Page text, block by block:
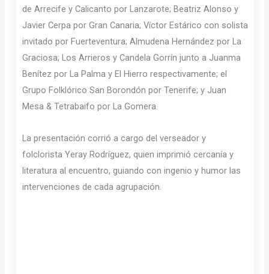
de Arrecife y Calicanto por Lanzarote; Beatriz Alonso y
Javier Cerpa por Gran Canaria; Víctor Estárico con solista
invitado por Fuerteventura; Almudena Hernández por La
Graciosa; Los Arrieros y Candela Gorrín junto a Juanma
Benítez por La Palma y El Hierro respectivamente; el
Grupo Folklórico San Borondón por Tenerife; y Juan
Mesa & Tetrabaifo por La Gomera.
La presentación corrió a cargo del verseador y
folclorista Yeray Rodríguez, quien imprimió cercanía y
literatura al encuentro, guiando con ingenio y humor las
intervenciones de cada agrupación.